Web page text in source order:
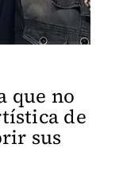
que no
de
sus